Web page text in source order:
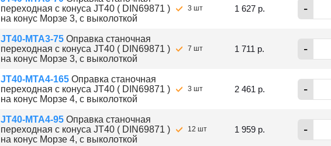
переходная с конуса JT40 ( DIN69871 )
на конус Морзе 3, с выколоткой
3 шт 1 627 р. -
JT40-MTA3-75 Оправка станочная
переходная с конуса JT40 ( DIN69871 )
на конус Морзе 3, с выколоткой
7 шт 1 711 р. -
JT40-MTA4-165 Оправка станочная
переходная с конуса JT40 ( DIN69871 )
на конус Морзе 4, с выколоткой
3 шт 2 461 р. -
JT40-MTA4-95 Оправка станочная
переходная с конуса JT40 ( DIN69871 )
на конус Морзе 4, с выколоткой
12 шт 1 959 р. -